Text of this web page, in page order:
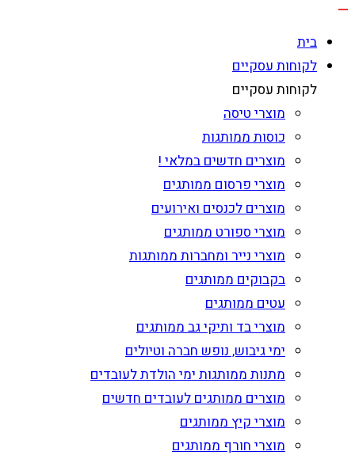
בית
לקוחות עסקיים
לקוחות עסקיים
מוצרי טיסה
כוסות ממותגות
מוצרים חדשים במלאי !
מוצרי פרסום ממותגים
מוצרים לכנסים ואירועים
מוצרי ספורט ממותגים
מוצרי נייר ומחברות ממותגות
בקבוקים ממותגים
עטים ממותגים
מוצרי בד ותיקי גב ממותגים
ימי גיבוש, נופש חברה וטיולים
מתנות ממותגות ימי הולדת לעובדים
מוצרים ממותגים לעובדים חדשים
מוצרי קיץ ממותגים
מוצרי חורף ממותגים